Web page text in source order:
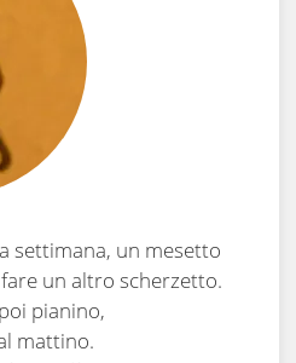
settimana, un mesetto
un altro scherzetto.
pianino,
mattino.